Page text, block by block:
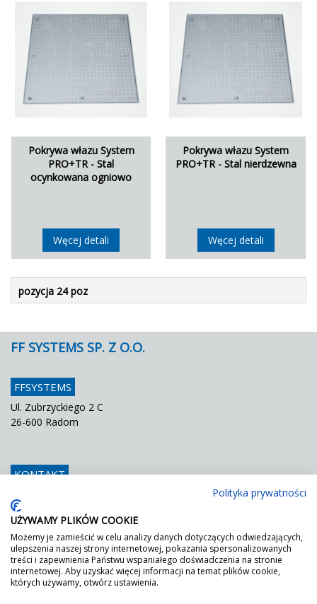
Pokrywa włazu System
PRO+TR - Stal
ocynkowana ogniowo
Węcej detali
Pokrywa włazu System
PRO+TR - Stal nierdzewna
Węcej detali
pozycja 24 poz
FF SYSTEMS SP. Z O.O.
FFSYSTEMS
Ul. Zubrzyckiego 2 C
26-600 Radom
KONTAKT
Fax
E mail
info@ffsystems.pl
FF JEST ZIELONY!
Polityka prywatności
UŻYWAMY PLIKÓW COOKIE
Możemy je zamieścić w celu analizy danych dotyczących odwiedzających,
ulepszenia naszej strony internetowej, pokazania spersonalizowanych
treści i zapewnienia Państwu wspaniałego doświadczenia na stronie
internetowej. Aby uzyskać więcej informacji na temat plików cookie,
których używamy, otwórz ustawienia.